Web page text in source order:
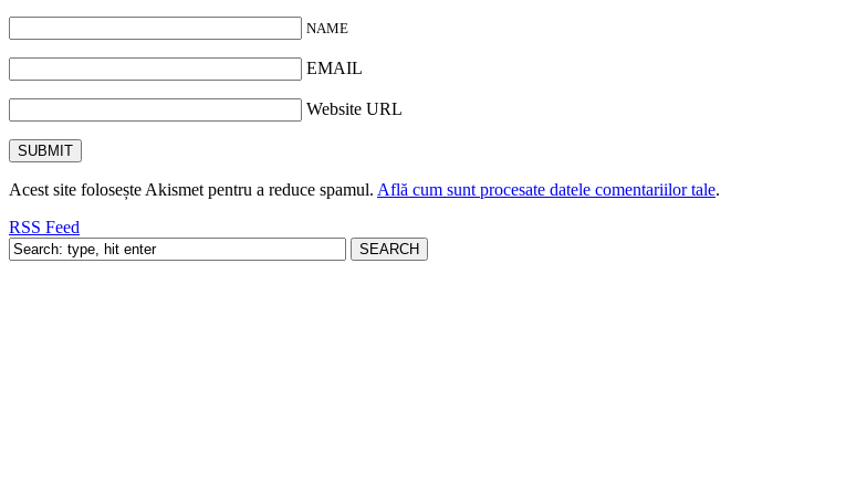
NAME
EMAIL
Website URL
Acest site folosește Akismet pentru a reduce spamul. Află cum sunt procesate datele comentariilor tale.
RSS Feed